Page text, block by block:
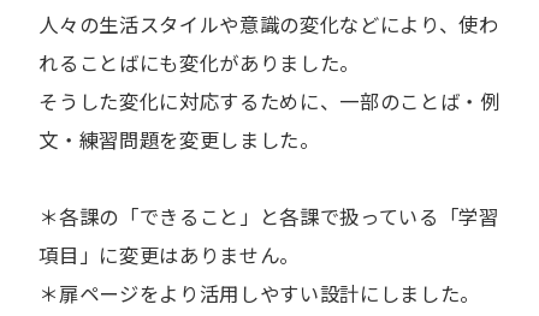
人々の生活スタイルや意識の変化などにより、使わ
れることばにも変化がありました。
そうした変化に対応するために、一部のことば・例
文・練習問題を変更しました。
＊各課の「できること」と各課で扱っている「学習
項目」に変更はありません。
＊扉ページをより活用しやすい設計にしました。